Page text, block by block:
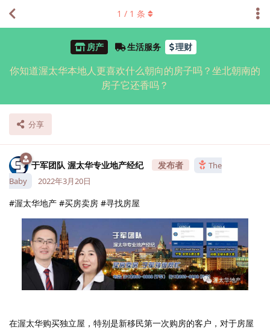
房产 生活服务 理财
你知道渥太华本地人更喜欢什么朝向的房子吗？坐北朝南的
房子它还香吗？
分享
1 / 1 条
于军团队 渥太华专业地产经纪
The
Baby
2022年3月20日
#渥太华地产 #买房卖房 #寻找房屋
在渥太华购买独立屋，特别是新移民第一次购房的客户，对于房屋